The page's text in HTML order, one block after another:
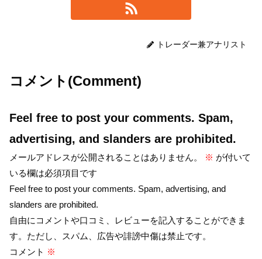
トレーダー兼アナリスト
コメント(Comment)
Feel free to post your comments. Spam,
advertising, and slanders are prohibited.
メールアドレスが公開されることはありません。 ※ が付いて
いる欄は必須項目です
Feel free to post your comments. Spam, advertising, and
slanders are prohibited.
自由にコメントや口コミ、レビューを記入することができま
す。ただし、スパム、広告や誹謗中傷は禁止です。
コメント ※